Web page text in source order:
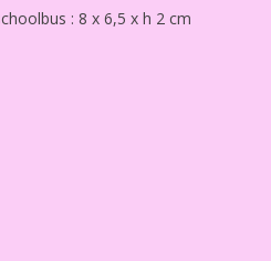
: 8 x 6,5 x h 2 cm